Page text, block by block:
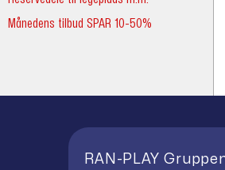
Månedens tilbud SPAR 10-50%
RAN-PLAY